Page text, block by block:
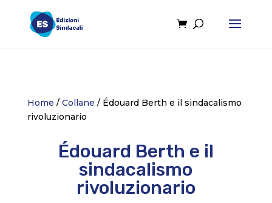
Home / Collane / Édouard Berth e il sindacalismo
rivoluzionario
Édouard Berth e il
sindacalismo
rivoluzionario